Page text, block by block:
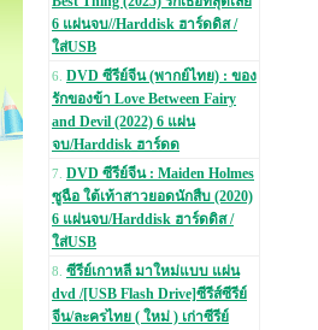
6 แผ่นจบ//Harddisk ฮาร์ดดิส /
ใส่USB
6. DVD ซีรีย์จีน (พากย์ไทย) : ของ
รักของข้า Love Between Fairy
and Devil (2022) 6 แผ่น
จบ/Harddisk ฮาร์ดด
7. DVD ซีรีย์จีน : Maiden Holmes
ซูฉือ ใต้เท้าสาวยอดนักสืบ (2020)
6 แผ่นจบ/Harddisk ฮาร์ดดิส /
ใส่USB
8. ซีรีย์เกาหลี มาใหม่แบบ แผ่น
dvd /[USB Flash Drive]ซีรีส์ซีรีย์
จีน/ละครไทย ( ใหม่ ) เก่าซีรีย์